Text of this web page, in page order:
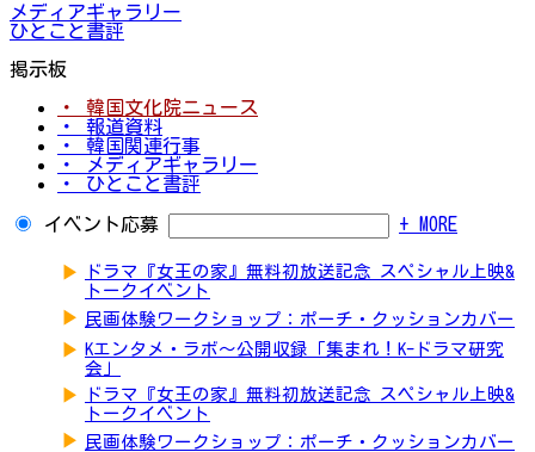
メディアギャラリー
ひとこと書評
掲示板
・ 韓国文化院ニュース
・ 報道資料
・ 韓国関連行事
・ メディアギャラリー
・ ひとこと書評
イベント応募 + MORE
▶
ドラマ『女王の家』無料初放送記念 スペシャル上映&
トークイベント
▶ 民画体験ワークショップ：ポーチ・クッションカバー
▶ Kエンタメ・ラボ～公開収録「集まれ！K-ドラマ研究
会」
▶
ドラマ『女王の家』無料初放送記念 スペシャル上映&
トークイベント
▶ 民画体験ワークショップ：ポーチ・クッションカバー